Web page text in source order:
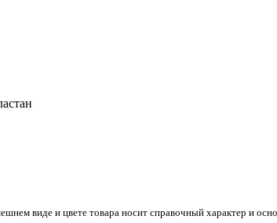
виде и цвете товара носит справочный характер и